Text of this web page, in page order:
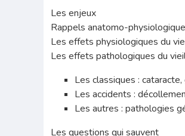
Les enjeux
Rappels anatomo-
Les effets physiologiques du
Les effets pathologiques du
Les classiques :
Les accidents :
Les autres : pathologies
Les questions qui sauvent